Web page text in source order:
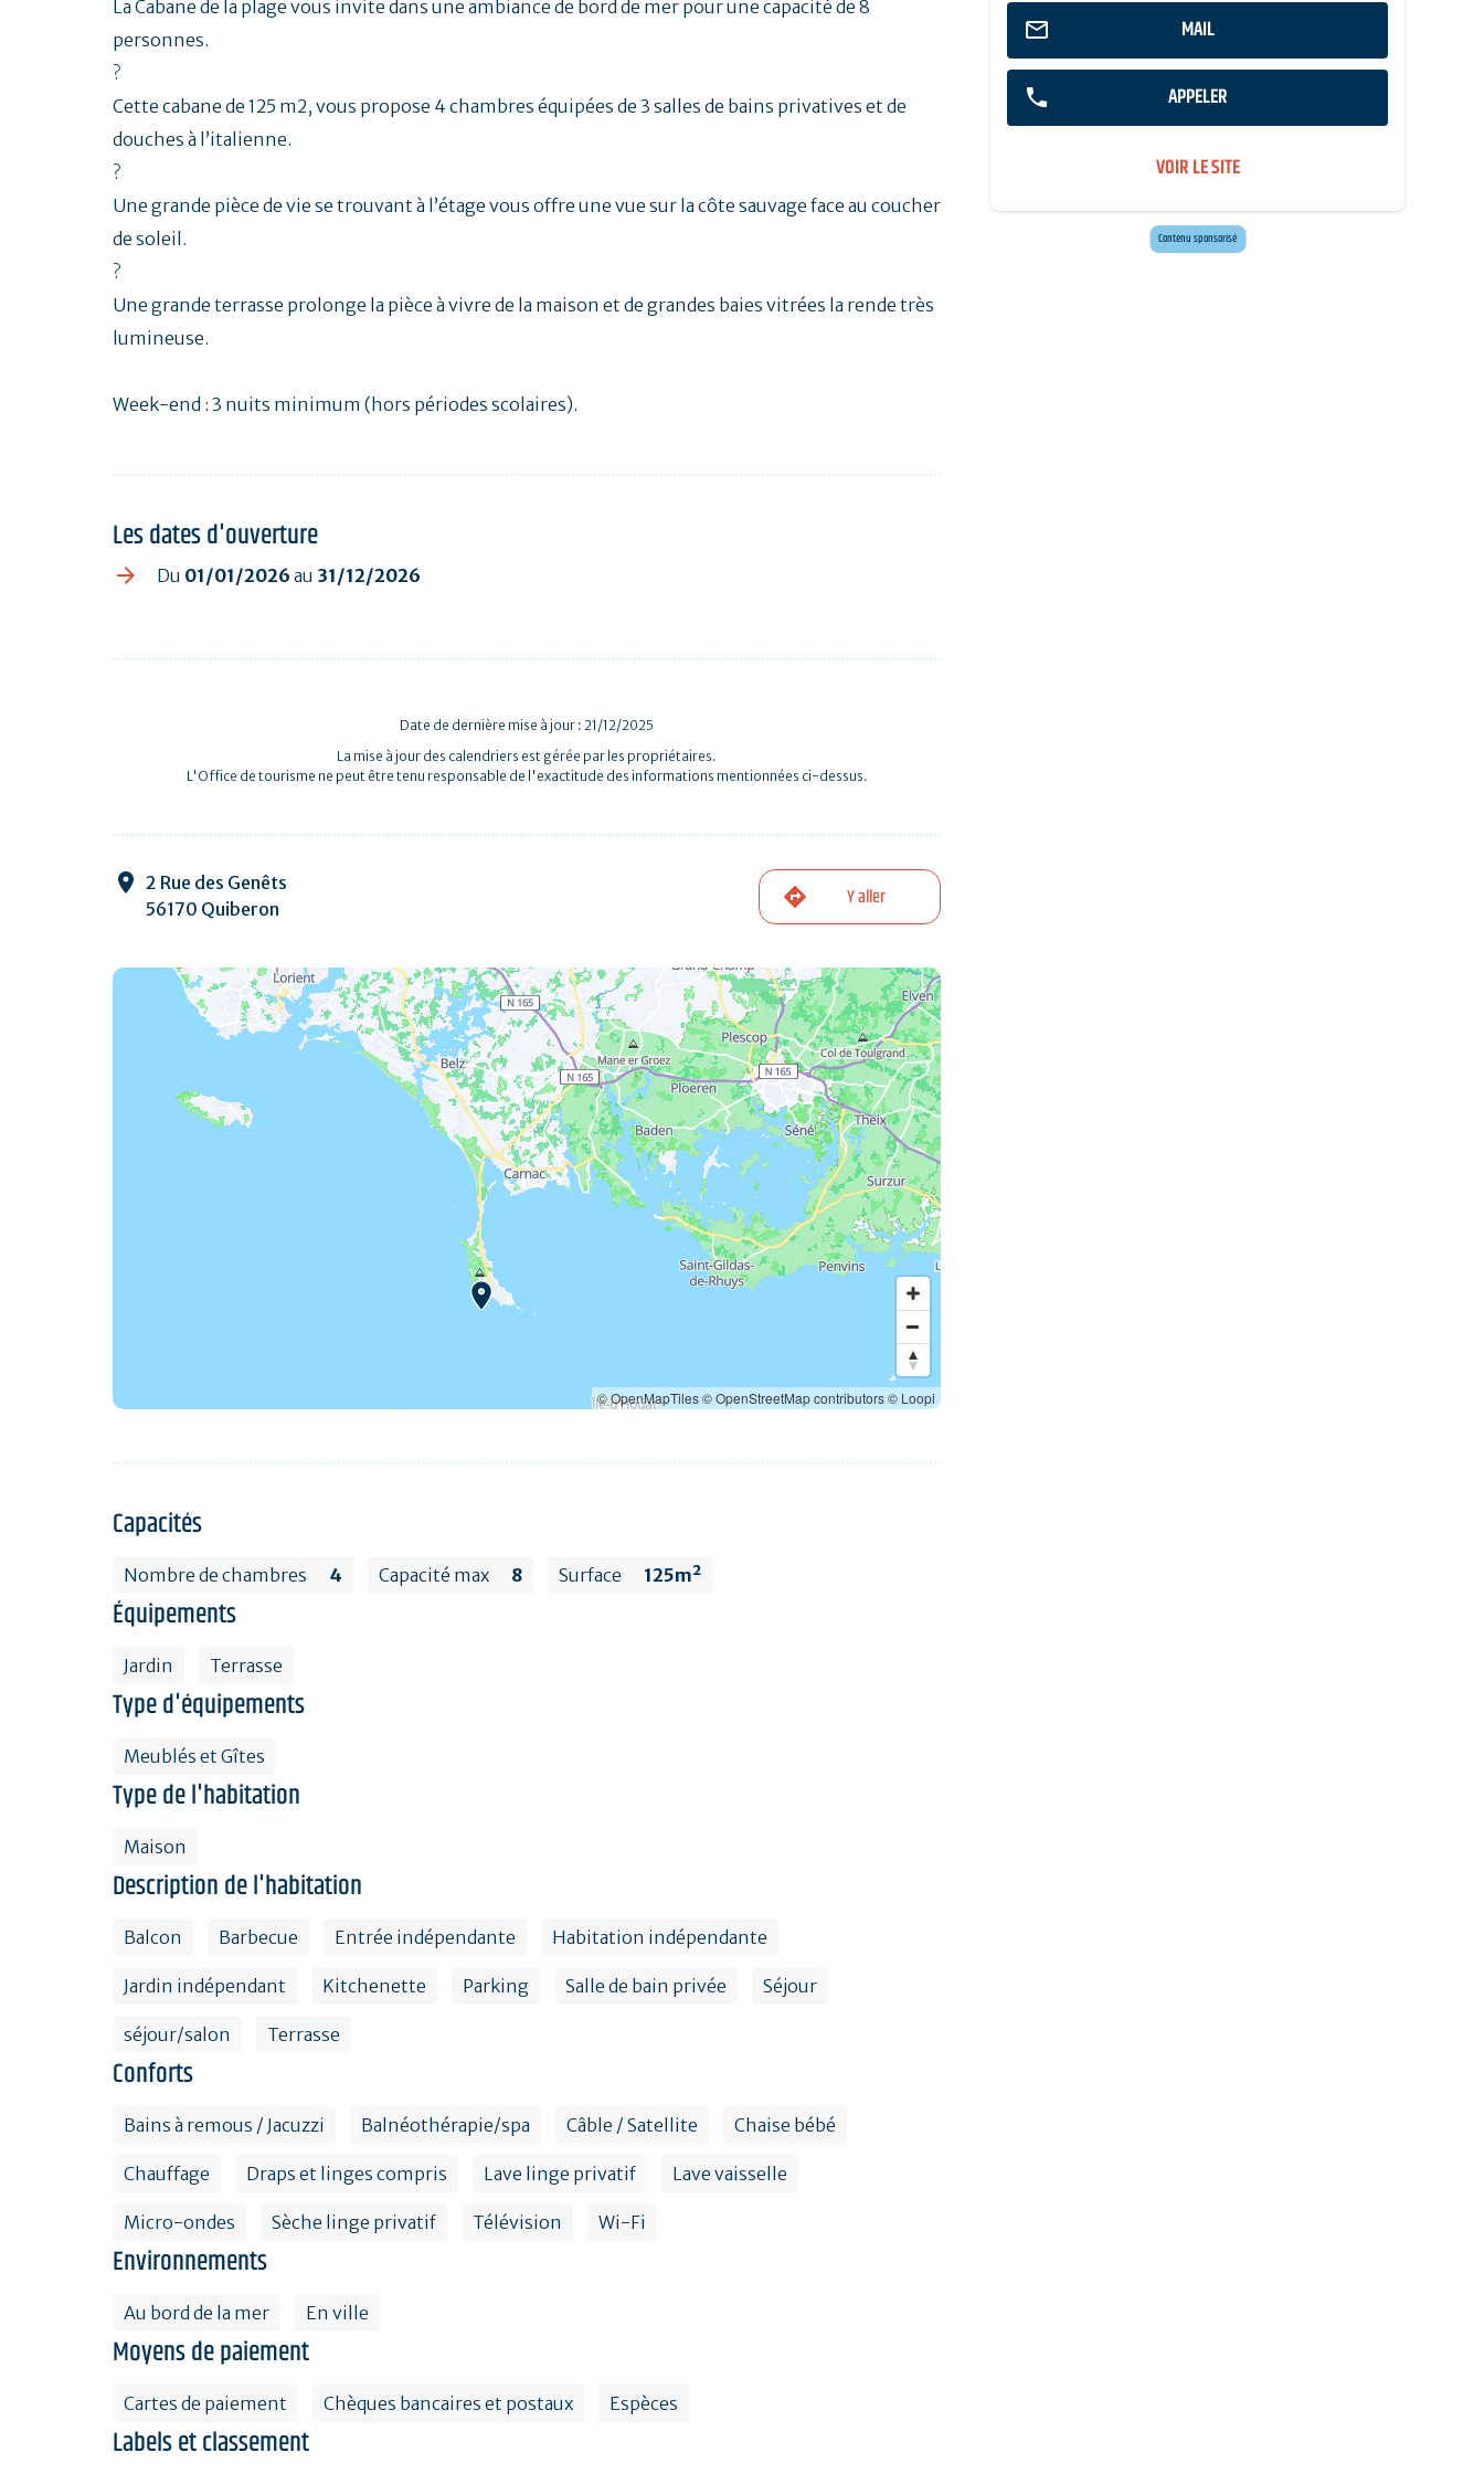
MAIL
APPELER
VOIR LE SITE
Contenu sponsorisé
Envie d'évasion ?
Voyagez en Préhistoire !
La Cabane de la plage vous invite dans une ambiance de bord de mer pour une capacité de 8
personnes.
?
Cette cabane de 125 m2, vous propose 4 chambres équipées de 3 salles de bains privatives et de
douches à l’italienne.
?
Une grande pièce de vie se trouvant à l’étage vous offre une vue sur la côte sauvage face au coucher
de soleil.
?
Une grande terrasse prolonge la pièce à vivre de la maison et de grandes baies vitrées la rende très
lumineuse.
Week-end : 3 nuits minimum (hors périodes scolaires).
Les dates d'ouverture
Du 01/01/2026 au 31/12/2026
Date de dernière mise à jour : 21/12/2025
La mise à jour des calendriers est gérée par les propriétaires.
L'Office de tourisme ne peut être tenu responsable de l'exactitude des informations mentionnées ci-dessus.
2 Rue des Genêts
56170 Quiberon
Y aller
© OpenMapTiles© OpenStreetMap contributors© Loopi
Capacités
Nombre de chambres 4 Capacité max 8 Surface 125m²
Équipements
Jardin Terrasse
Type d'équipements
Meublés et Gîtes
Type de l'habitation
Maison
Description de l'habitation
Balcon Barbecue Entrée indépendante Habitation indépendante
Jardin indépendant Kitchenette Parking Salle de bain privée Séjour
séjour/salon Terrasse
Conforts
Bains à remous / Jacuzzi Balnéothérapie/spa Câble / Satellite Chaise bébé
Chauffage Draps et linges compris Lave linge privatif Lave vaisselle
Micro-ondes Sèche linge privatif Télévision Wi-Fi
Environnements
Au bord de la mer En ville
Moyens de paiement
Cartes de paiement Chèques bancaires et postaux Espèces
Labels et classement